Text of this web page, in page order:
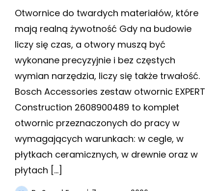
Otwornice do twardych materiałów, które
mają realną żywotność Gdy na budowie
liczy się czas, a otwory muszą być
wykonane precyzyjnie i bez częstych
wymian narzędzia, liczy się także trwałość.
Bosch Accessories zestaw otwornic EXPERT
Construction 2608900489 to komplet
otwornic przeznaczonych do pracy w
wymagających warunkach: w cegle, w
płytkach ceramicznych, w drewnie oraz w
płytach […]